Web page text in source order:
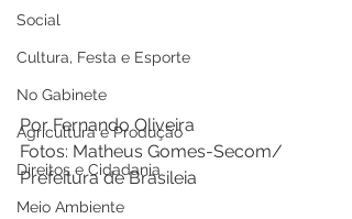
Social
Cultura, Festa e Esporte
No Gabinete
Agricultura e Produção
Direitos e Cidadania
Meio Ambiente
Por Fernando Oliveira
Fotos: Matheus Gomes-Secom/
Prefeitura de Brasileia